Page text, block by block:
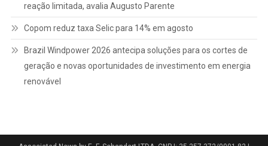
reação limitada, avalia Augusto Parente
Copom reduz taxa Selic para 14% em agosto
Brazil Windpower 2026 antecipa soluções para os cortes de
geração e novas oportunidades de investimento em energia
renovável